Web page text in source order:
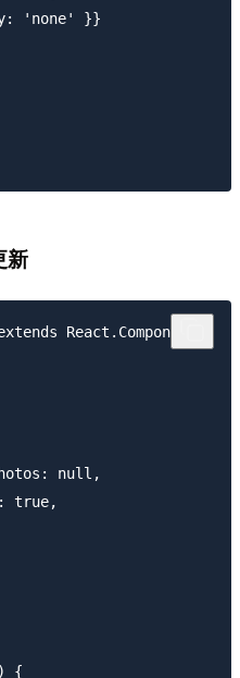
'none' }}
新
React.Component {
null,
true,
{